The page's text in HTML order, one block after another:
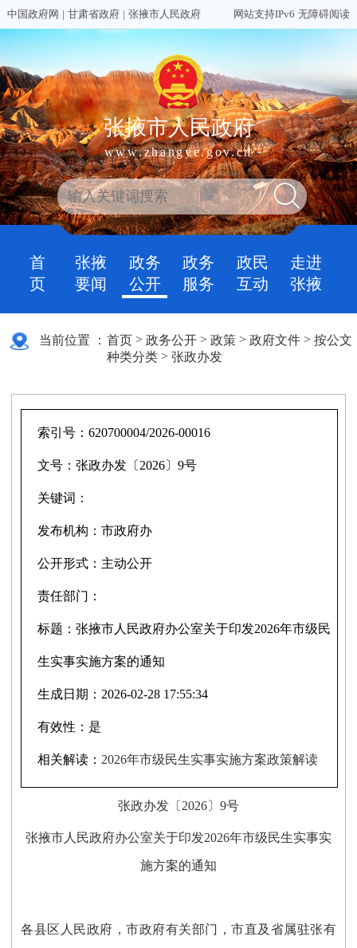
中国政府网 | 甘肃省政府 | 张掖市人民政府 网站支持IPv6 无障碍阅读
张掖市人民政府
www.zhangye.gov.cn
首
页
张掖
要闻
政务
公开
政务
服务
政民
互动
走进
张掖
当前位置 ： 首页 >政务公开 >政策 >政府文件 >按公文
种类分类 >张政办发
索引号：620700004/2026-00016
文号：张政办发〔2026〕9号
关键词：
发布机构：市政府办
公开形式： 主动公开
责任部门：
标题：张掖市人民政府办公室关于印发2026年市级民
生实事实施方案的通知
生成日期： 2026-02-28 17:55:34
有效性： 是
相关解读： 2026年市级民生实事实施方案政策解读
张政办发〔2026〕 9号
张掖市人民政府办公室关于印发2026年市级民生实事实
施方案的通知
各县区人民政府，市政府有关部门，市直及省属驻张有